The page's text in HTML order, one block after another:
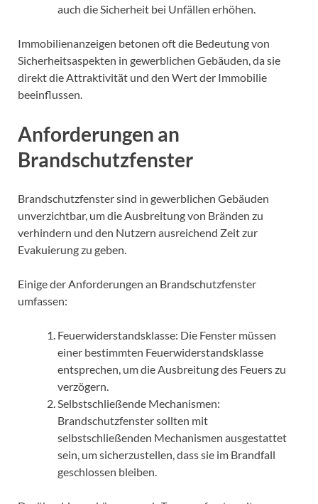
auch die Sicherheit bei Unfällen erhöhen.
Immobilienanzeigen betonen oft die Bedeutung von
Sicherheitsaspekten in gewerblichen Gebäuden, da sie
direkt die Attraktivität und den Wert der Immobilie
beeinflussen.
Anforderungen an
Brandschutzfenster
Brandschutzfenster sind in gewerblichen Gebäuden
unverzichtbar, um die Ausbreitung von Bränden zu
verhindern und den Nutzern ausreichend Zeit zur
Evakuierung zu geben.
Einige der Anforderungen an Brandschutzfenster
umfassen:
Feuerwiderstandsklasse: Die Fenster müssen
einer bestimmten Feuerwiderstandsklasse
entsprechen, um die Ausbreitung des Feuers zu
verzögern.
Selbstschließende Mechanismen:
Brandschutzfenster sollten mit
selbstschließenden Mechanismen ausgestattet
sein, um sicherzustellen, dass sie im Brandfall
geschlossen bleiben.